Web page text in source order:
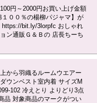
円～2000円お買い上げ金額
００％の楊柳パジャマ】が
https://bit.ly/3lorpfc おしゃれ
ン通販Ｇ＆Ｂの 店長ちーち
から羽織るルームウエアー
ウンベスト室内着 サイズM
102 冷えとり よりどり3点
品 対象商品のマークがつい